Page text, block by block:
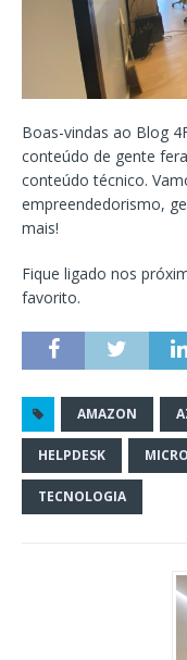
Boas-vindas ao Blog
conteúdo de gente
conteúdo técnico.
empreendedorismo,
mais!
Fique ligado nos
favorito.
AMAZON
HELPDESK
TECNOLOGIA